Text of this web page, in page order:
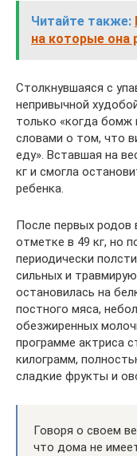
Читайте также:
на которые она
Столкнувшаяся с
непривычной
только «когда бомж
словами о том, что
еду». Вставшая на
кг и смогла
ребенка.
После первых родов
отметке в 49 кг, но
периодически
сильных и
остановилась на
постного мяса,
обезжиренных
программе актриса
килограмм,
сладкие фрукты и
Говоря о своем
что дома не